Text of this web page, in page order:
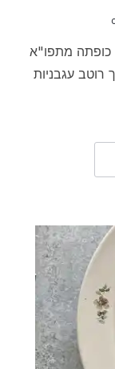
כופתה מתפו"א
רוטב עגבניות